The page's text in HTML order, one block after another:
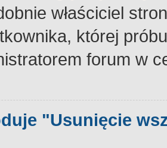
właściciel
której
forum w
"Usunięcie